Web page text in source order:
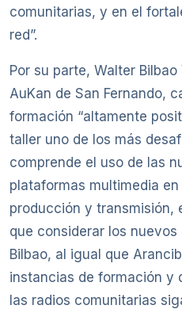
comunitarias, y en el
red”.
Por su parte, Walter
AuKan de San Fernando,
formación “altamente
taller uno de los más
comprende el uso de las
plataformas multimedia
producción y transmisión,
que considerar los
Bilbao, al igual que
instancias de formación y
las radios comunitarias